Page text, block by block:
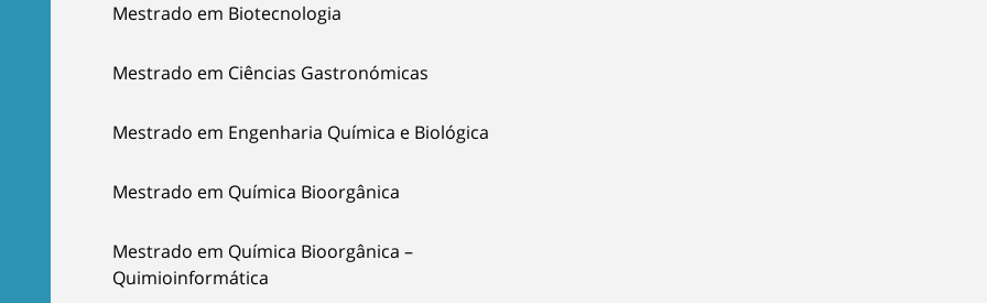
Mestrado em Biotecnologia
Mestrado em Ciências Gastronómicas
Mestrado em Engenharia Química e Biológica
Mestrado em Química Bioorgânica
Mestrado em Química Bioorgânica –
Quimioinformática